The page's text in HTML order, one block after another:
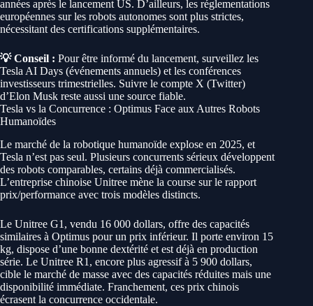
années après le lancement US. D’ailleurs, les réglementations
européennes sur les robots autonomes sont plus strictes,
nécessitant des certifications supplémentaires.
💡 Conseil : Pour être informé du lancement, surveillez les
Tesla AI Days (événements annuels) et les conférences
investisseurs trimestrielles. Suivre le compte X (Twitter)
d’Elon Musk reste aussi une source fiable.
Tesla vs la Concurrence : Optimus Face aux Autres Robots
Humanoïdes
Le marché de la robotique humanoïde explose en 2025, et
Tesla n’est pas seul. Plusieurs concurrents sérieux développent
des robots comparables, certains déjà commercialisés.
L’entreprise chinoise Unitree mène la course sur le rapport
prix/performance avec trois modèles distincts.
Le Unitree G1, vendu 16 000 dollars, offre des capacités
similaires à Optimus pour un prix inférieur. Il porte environ 15
kg, dispose d’une bonne dextérité et est déjà en production
série. Le Unitree R1, encore plus agressif à 5 900 dollars,
cible le marché de masse avec des capacités réduites mais une
disponibilité immédiate. Franchement, ces prix chinois
écrasent la concurrence occidentale.